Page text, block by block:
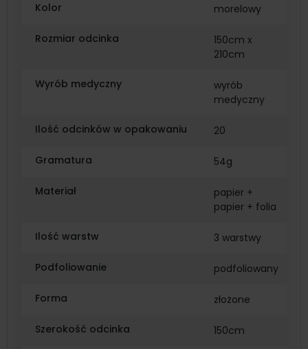
Kolor morelowy
Rozmiar odcinka
150cm x
210cm
Wyrób medyczny
wyrób
medyczny
Ilość odcinków w opakowaniu 20
Gramatura 54g
Materiał
papier +
papier + folia
Ilość warstw 3 warstwy
Podfoliowanie podfoliowany
Forma złożone
Szerokość odcinka 150cm